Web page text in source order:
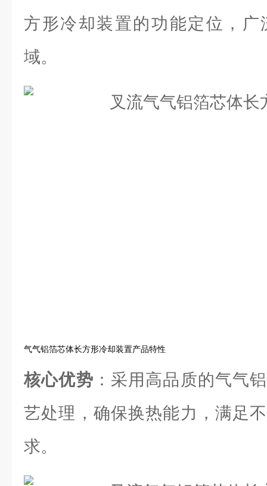
方形冷却装置的功能定位，
域。
气气铝箔芯体长方形冷却装置产品特性
核心优势 ：采用高品质的气气
艺处理，确保换热能力，满足
求。